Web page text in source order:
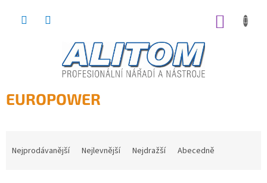
EUROPOWER
ŘNejprodávanější Nejlevnější Nejdražší Abecedně